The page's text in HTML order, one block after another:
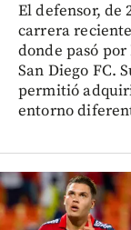
El defensor, de
carrera
donde pasó
San Diego FC.
permitió
entorno